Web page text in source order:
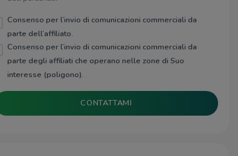
Consenso per l’invio di comunicazioni commerciali da
parte dell’affiliato.
Consenso per l’invio di comunicazioni commerciali da
parte degli affiliati che operano nelle zone di Suo
interesse (poligono).
CONTATTAMI